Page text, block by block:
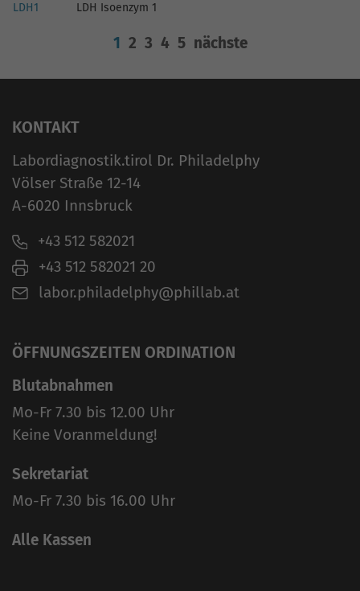
LDH1
LDH Isoenzym 1
1 2 3 4 5 nächste
KONTAKT
Labordiagnostik.tirol Dr. Philadelphy
Völser Straße 12-14
A-6020 Innsbruck
+43 512 582021
+43 512 582021 20
labor.philadelphy@phillab.at
ÖFFNUNGSZEITEN ORDINATION
Blutabnahmen
Mo-Fr 7.30 bis 12.00 Uhr
Keine Voranmeldung!
Sekretariat
Mo-Fr 7.30 bis 16.00 Uhr
Alle Kassen